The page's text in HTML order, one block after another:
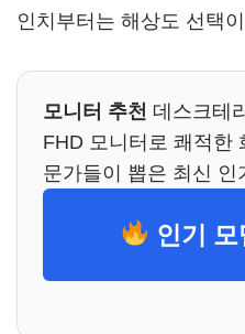
인치부터는 해상도 선택
모니터 추천 데스크테
FHD 모니터로 쾌적한
문가들이 뽑은 최신
인기 모